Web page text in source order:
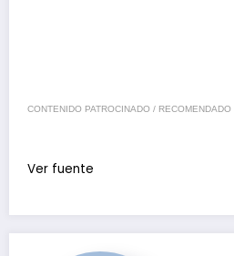
CONTENIDO PATROCINADO / RECOMENDADO
Ver fuente